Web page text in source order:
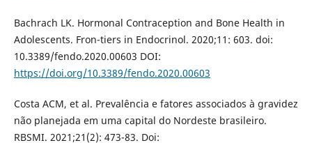
Bachrach LK. Hormonal Contraception and Bone Health in
Adolescents. Fron-tiers in Endocrinol. 2020;11: 603. doi:
10.3389/fendo.2020.00603 DOI:
https://doi.org/10.3389/fendo.2020.00603
Costa ACM, et al. Prevalência e fatores associados à gravidez
não planejada em uma capital do Nordeste brasileiro.
RBSMI. 2021;21(2): 473-83. Doi: